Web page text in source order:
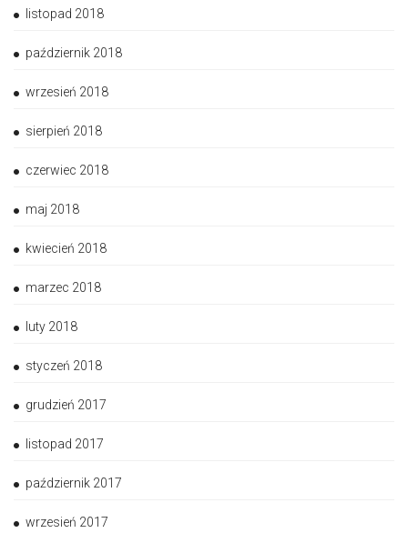
listopad 2018
październik 2018
wrzesień 2018
sierpień 2018
czerwiec 2018
maj 2018
kwiecień 2018
marzec 2018
luty 2018
styczeń 2018
grudzień 2017
listopad 2017
październik 2017
wrzesień 2017